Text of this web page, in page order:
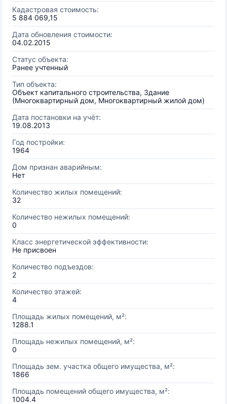
Кадастровая стоимость:
5 884 069,15
Дата обновления стоимости:
04.02.2015
Статус объекта:
Ранее учтенный
Тип объекта:
Объект капитального строительства, Здание
(Многоквартирный дом, Многоквартирный жилой дом)
Дата постановки на учёт:
19.08.2013
Год постройки:
1964
Дом признан аварийным:
Нет
Количество жилых помещений:
32
Количество нежилых помещений:
0
Класс энергетической эффективности:
Не присвоен
Количество подъездов:
2
Количество этажей:
4
Площадь жилых помещений, м²:
1288.1
Площадь нежилых помещений, м²:
0
Площадь зем. участка общего имущества, м²:
1866
Площадь помещений общего имущества, м²:
1004.4